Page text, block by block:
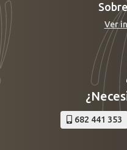
Ver
682 441 353